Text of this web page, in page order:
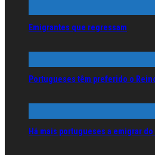
Emigrantes que regressam
Portugueses têm preferido o
Há mais portugueses a emigrar